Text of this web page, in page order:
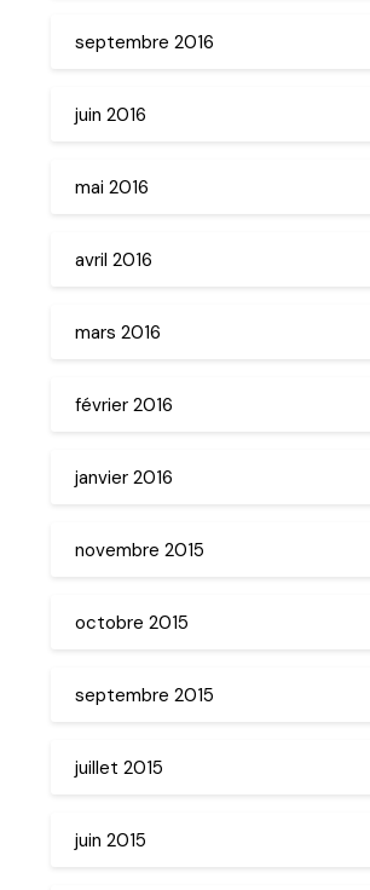
septembre 2016
juin 2016
mai 2016
avril 2016
mars 2016
février 2016
janvier 2016
novembre 2015
octobre 2015
septembre 2015
juillet 2015
juin 2015